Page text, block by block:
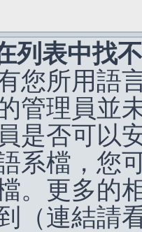
列表中找
您所用語
管理員並
是否可以
系檔，您
。更多的
（連結請